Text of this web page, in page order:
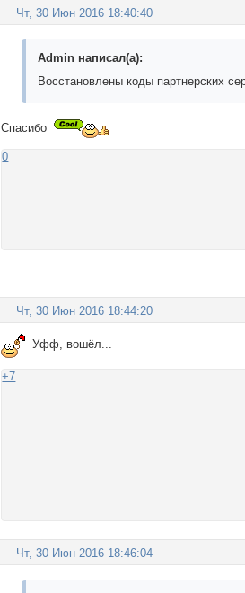
Чт, 30 Июн 2016 18:40:40
Admin написал(а):
Восстановлены коды партнерских
Спасибо
0
Чт, 30 Июн 2016 18:44:20
Уфф, вошёл...
+7
Чт, 30 Июн 2016 18:46:04